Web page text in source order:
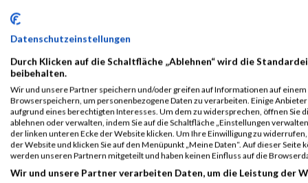
19513
19660
Adrian
19467
Oliver Brutschy
19479
19794
Dino Morelli
19526
Michael Fink
19544
Klaus Gasteiger
20084
Marco Zielske
19642
Michael Jaumann
Datenschutzeinstellungen
Durch Klicken auf die Schaltfläche „Ablehnen“ wird die
beibehalten.
Wir und unsere Partner speichern und/oder greifen auf Informationen auf einem
Browserspeichern, um personenbezogene Daten zu verarbeiten. Einige
aufgrund eines berechtigten Interesses. Um dem zu widersprechen, öffnen Sie
ablehnen oder verwalten, indem Sie auf die Schaltfläche „Einstellungen
der linken unteren Ecke der Website klicken. Um Ihre Einwilligung zu
der Website und klicken Sie auf den Menüpunkt „Meine Daten“. Auf dieser
werden unseren Partnern mitgeteilt und haben keinen Einfluss auf die
Wir und unsere Partner verarbeiten Daten, um die Leistung der